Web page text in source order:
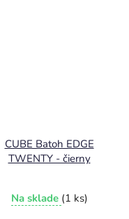
CUBE Batoh EDGE
TWENTY - čierny
Na sklade (1 ks)